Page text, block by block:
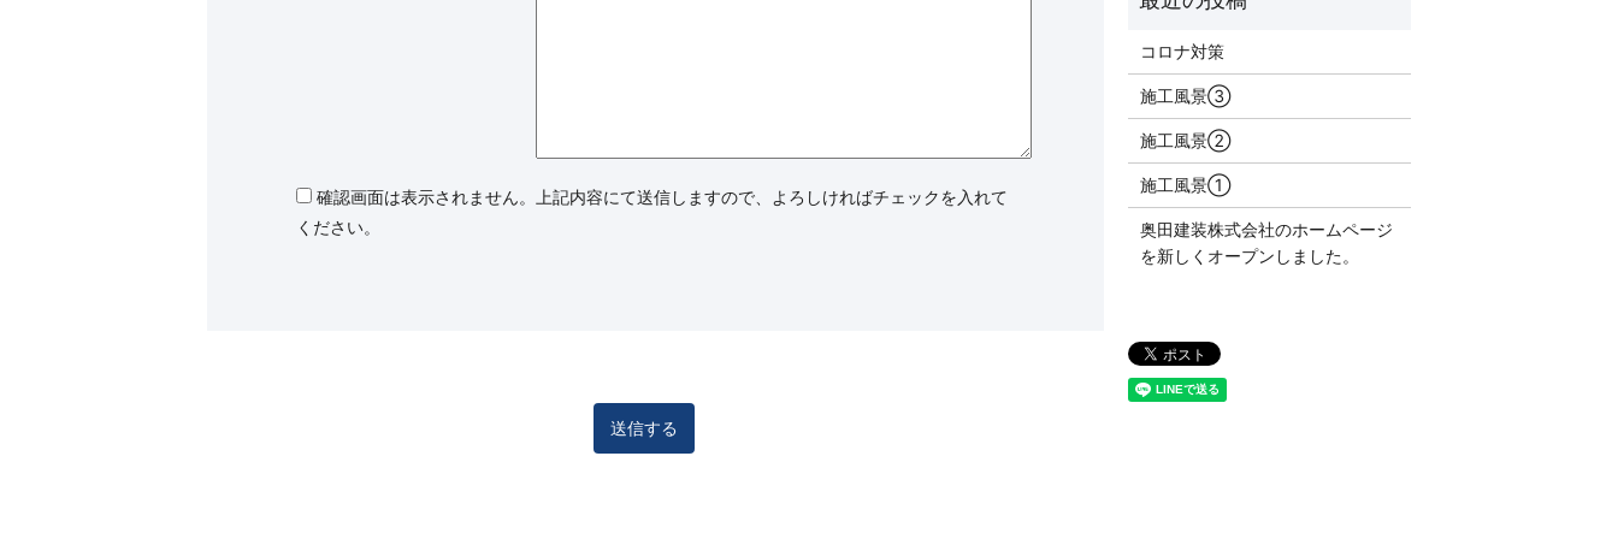
確認画面は表示されません。上記内容にて送信しますので、よろしければチェックを入れて
ください。
コロナ対策
施工風景③
施工風景②
施工風景①
奥田建装株式会社のホームページ
を新しくオープンしました。